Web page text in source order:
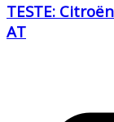
TESTE:
AT